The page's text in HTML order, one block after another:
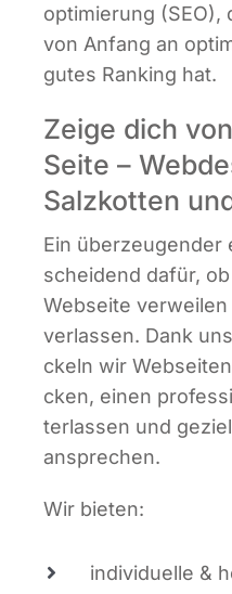
op­ti­mie­rung (SEO),
von Anfang an
gutes Ran­king hat.
Zeige dich
Seite –
Salzkotten
Ein
schei­dend dafür,
Web­sei­te
ver­las­sen. Dank
ckeln wir
cken, einen
ter­las­sen und
ansprechen.
Wir bie­ten:
indi­vi­du­el­le &